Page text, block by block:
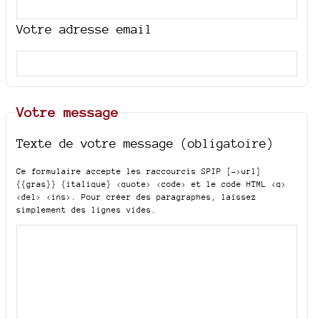
Votre adresse email
Votre message
Texte de votre message (obligatoire)
Ce formulaire accepte les raccourcis SPIP
[->url]
{{gras}} {italique} <quote> <code>
et le code HTML <q>
<del> <ins>
. Pour créer des paragraphes, laissez
simplement des lignes vides.